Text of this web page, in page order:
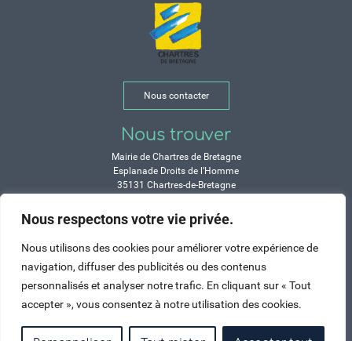
Nous respectons votre vie privée.
Nous utilisons des cookies pour améliorer votre expérience de
navigation, diffuser des publicités ou des contenus
personnalisés et analyser notre trafic. En cliquant sur « Tout
accepter », vous consentez à notre utilisation des cookies.
Nous contacter
Nous trouver
Mairie de Chartres de Bretagne
Esplanade Droits de l’Homme
35131 Chartres-de-Bretagne
Horaires
Durant les congés d’été :
de 9h à 12h et de 14h à 17h
Jeudi : de 9h à 12h et de 15h à 17h